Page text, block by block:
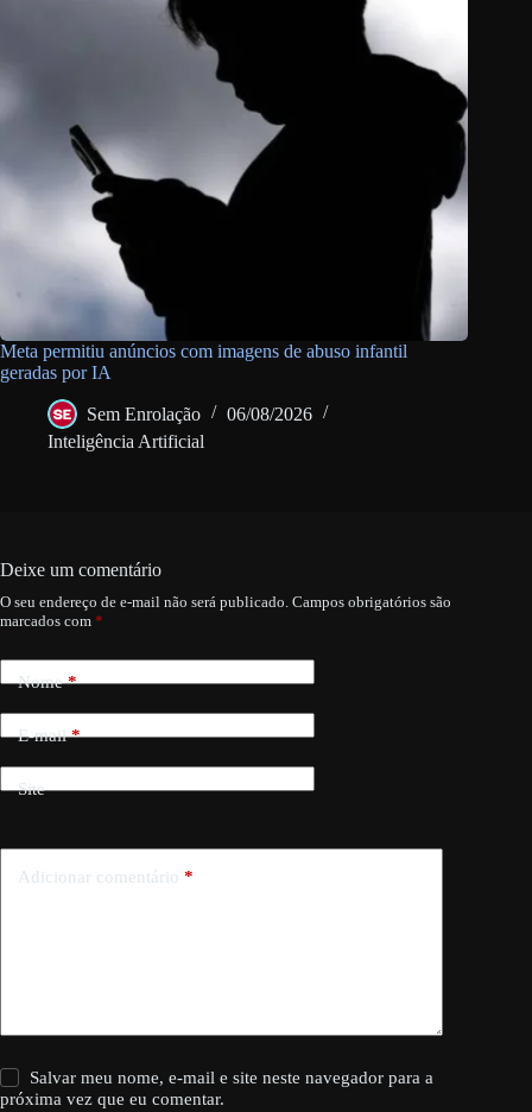
Meta permitiu anúncios com imagens de abuso infantil
geradas por IA
Sem Enrolação
06/08/2026
Inteligência Artificial
Deixe um comentário
O seu endereço de e-mail não será publicado. Campos obrigatórios são
marcados com *
Nome*
E-mail*
Site
Adicionar comentário *
Salvar meu nome, e-mail e site neste navegador para a
próxima vez que eu comentar.